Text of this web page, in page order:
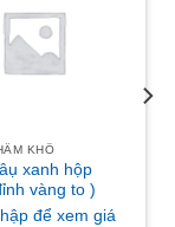
KHÔ
xanh hộp
vàng to )
để xem giá